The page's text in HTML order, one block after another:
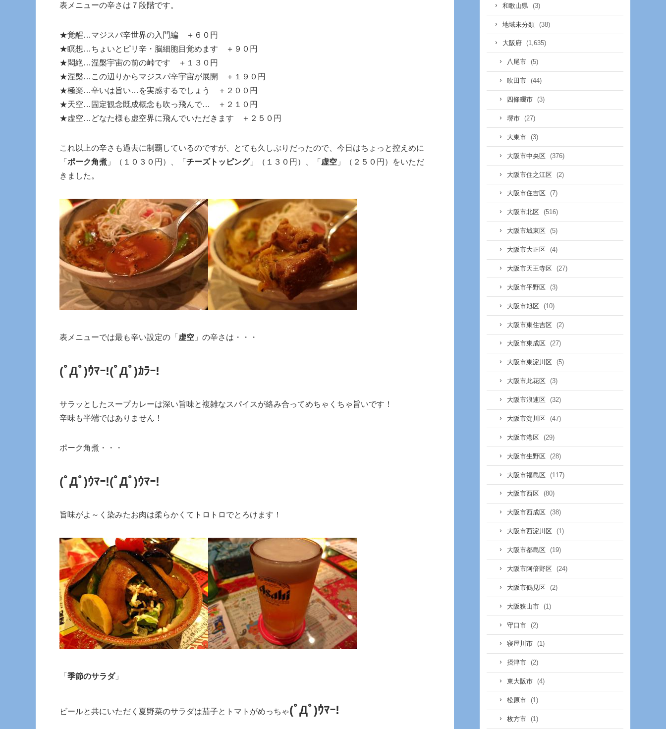
表メニューの辛さは７段階です。
★覚醒…マジスパ辛世界の入門編 ＋６０円
★瞑想…ちょいとピリ辛・脳細胞目覚めます ＋９０円
★悶絶…涅槃宇宙の前の峠です ＋１３０円
★涅槃…この辺りからマジスパ辛宇宙が展開 ＋１９０円
★極楽…辛いは旨い…を実感するでしょう ＋２００円
★天空…固定観念既成概念も吹っ飛んで… ＋２１０円
★虚空…どなた様も虚空界に飛んでいただきます ＋２５０円
これ以上の辛さも過去に制覇しているのですが、とても久しぶりだったので、今日はちょっと控えめに
「 ポーク角煮 」（１０３０円）、「 チーズトッピング」（１３０円）、「 虚空 」（２５０円）をいただ
きました。
表メニューでは最も辛い設定の「 虚空 」の辛さは・・・
(ﾟДﾟ)ｳﾏｰ!(ﾟДﾟ)ｶﾗｰ!
サラッとしたスープカレーは深い旨味と複雑なスパイスが絡み合ってめちゃくちゃ旨いです！
辛味も半端ではありません！
ポーク角煮・・・
(ﾟДﾟ)ｳﾏｰ!(ﾟДﾟ)ｳﾏｰ!
旨味がよ～く染みたお肉は柔らかくてトロトロでとろけます！
「 季節のサラダ」
ビールと共にいただく夏野菜のサラダは茄子とトマトがめっちゃ(ﾟДﾟ)ｳﾏｰ!
和歌山県 (3)
地域未分類 (38)
大阪府 (1,635)
八尾市 (5)
吹田市 (44)
四條畷市 (3)
堺市 (27)
大東市 (3)
大阪市中央区 (376)
大阪市住之江区 (2)
大阪市住吉区 (7)
大阪市北区 (516)
大阪市城東区 (5)
大阪市大正区 (4)
大阪市天王寺区 (27)
大阪市平野区 (3)
大阪市旭区 (10)
大阪市東住吉区 (2)
大阪市東成区 (27)
大阪市東淀川区 (5)
大阪市此花区 (3)
大阪市浪速区 (32)
大阪市淀川区 (47)
大阪市港区 (29)
大阪市生野区 (28)
大阪市福島区 (117)
大阪市西区 (80)
大阪市西成区 (38)
大阪市西淀川区 (1)
大阪市都島区 (19)
大阪市阿倍野区 (24)
大阪市鶴見区 (2)
大阪狭山市 (1)
守口市 (2)
寝屋川市 (1)
摂津市 (2)
東大阪市 (4)
松原市 (1)
枚方市 (1)